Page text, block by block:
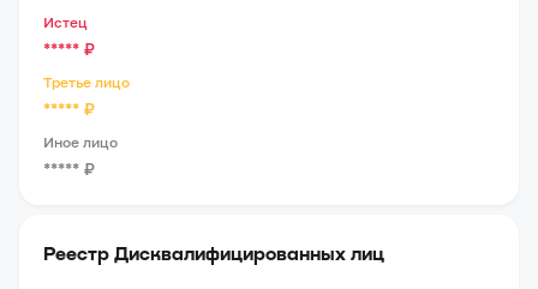
Истец
***** ₽
Третье лицо
***** ₽
Иное лицо
***** ₽
Реестр Дисквалифицированных лиц